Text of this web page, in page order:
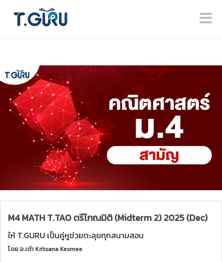
M4 MATH T.TAO ตรีโกณมิติ (Midterm 2) 2025 (Dec)
ให้ T.GURU เป็นคู่หูช่วยตะลุยทุกสนามสอบ
โดยอ.เต๋า Kritsana Kesmee